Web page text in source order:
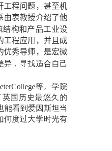
工程问题，甚至机
由衷教授介绍了他
结构和产品工业设
工程应用，并且成
优秀导师，是宏微
异，寻找适合自己
等。学院
国历史最悠久的
能看到爱因斯坦当
何度过大学时光有